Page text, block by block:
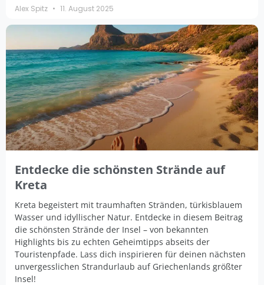
Alex Spitz 11. August 2025
Entdecke die schönsten Strände auf
Kreta
Kreta begeistert mit traumhaften Stränden, türkisblauem
Wasser und idyllischer Natur. Entdecke in diesem Beitrag
die schönsten Strände der Insel – von bekannten
Highlights bis zu echten Geheimtipps abseits der
Touristenpfade. Lass dich inspirieren für deinen nächsten
unvergesslichen Strandurlaub auf Griechenlands größter
Insel!